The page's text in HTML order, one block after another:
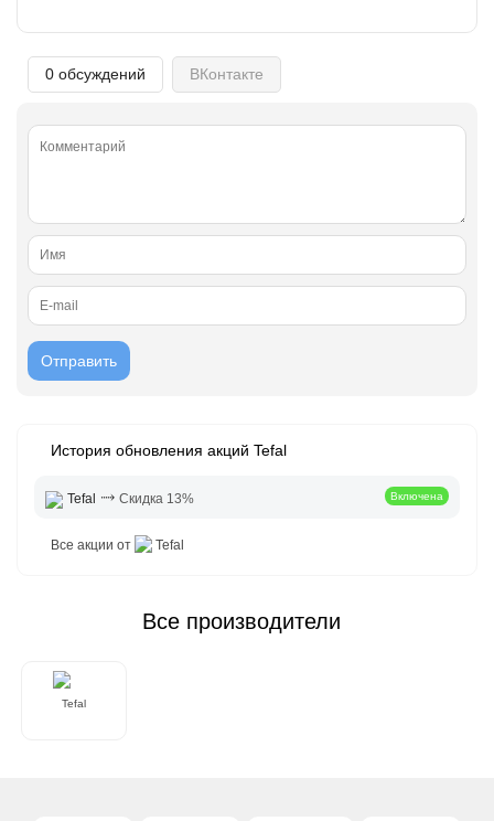
0 обсуждений ВКонтакте
История обновления акций Tefal
Tefal ⤑ Скидка 13% Включена
Все акции от Tefal
Все производители
Tefal